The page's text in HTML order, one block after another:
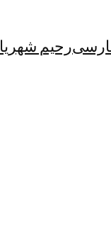
رحیم